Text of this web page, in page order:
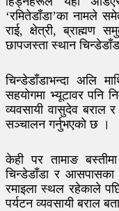
‘रमितेडाँडा’का नामले
राई, क्षेत्री, ब्राह्मण
छापजस्ता स्थान
चिन्डेडाँडाभन्दा अलि
सहयोगमा भ्यूटावर पनि
व्यवसायी वासुदेव बराल
सञ्चालन गर्नुभएको छ ।
केही पर तामाङ
चिन्डेडाँडा र आसपासका
रमाइला स्थल रहेकाले
पर्यटन व्यवसायी बराल